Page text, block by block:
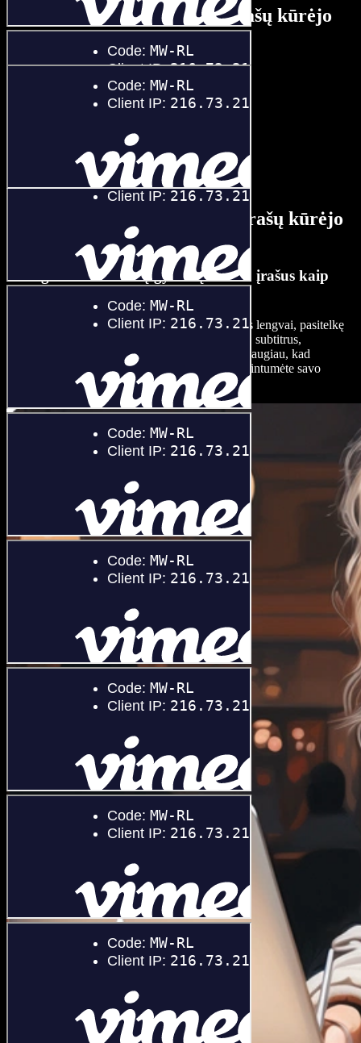
Naminių gyvūnų vaizdo įrašų kūrėjo
pamoka
AI naminių gyvūnų vaizdo įrašų kūrėjo
funkcijos
Redaguokite naminių gyvūnų vaizdo įrašus kaip
Redaguokite savo naminių gyvūnų vaizdo įrašus lengvai, pasitelkę
AI galimybes – pridėkite tekstus, foninę muziką, subtitrus,
perėjimus, vaizdinius efektus, įgarsinimą ir dar daugiau, kad
sukurtumėte įspūdingus vaizdo įrašus ir įgyvendintumėte savo